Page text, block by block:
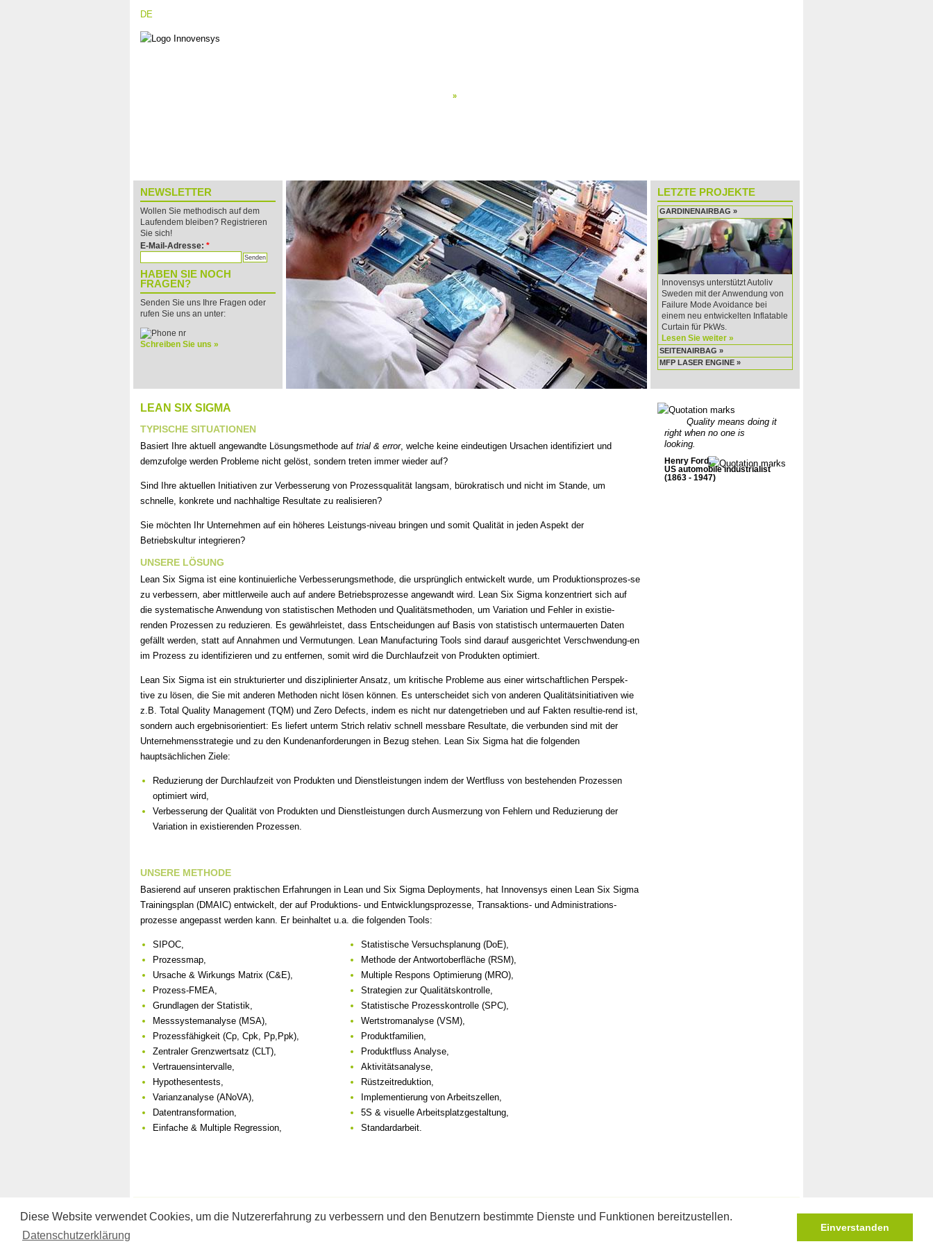
Diese Website verwendet Cookies, um die Nutzererfahrung zu verbessern und den Benutzern bestimmte Dienste und Funktionen bereitzustellen.
Datenschutzerklärung
Einverstanden
»
DE
NEWSLETTER
Wollen Sie methodisch auf dem
Laufendem bleiben? Registrieren
Sie sich!
E-Mail-Adresse: *
HABEN SIE NOCH
FRAGEN?
Senden Sie uns Ihre Fragen oder
rufen Sie uns an unter:
Schreiben Sie uns »
LETZTE PROJEKTE
GARDINENAIRBAG »
Innovensys unterstützt Autoliv
Sweden mit der Anwendung von
Failure Mode Avoidance bei
einem neu entwickelten Inflatable
Curtain für PkWs.
Lesen Sie weiter »
SEITENAIRBAG »
MFP LASER ENGINE »
LEAN SIX SIGMA
TYPISCHE SITUATIONEN
Basiert Ihre aktuell angewandte Lösungsmethode auf trial & error, welche keine eindeutigen Ursachen identifiziert und
demzufolge werden Probleme nicht gelöst, sondern treten immer wieder auf?
Sind Ihre aktuellen Initiativen zur Verbesserung von Prozessqualität langsam, bürokratisch und nicht im Stande, um
schnelle, konkrete und nachhaltige Resultate zu realisieren?
Sie möchten Ihr Unternehmen auf ein höheres Leistungs-niveau bringen und somit Qualität in jeden Aspekt der
Betriebskultur integrieren?
UNSERE LÖSUNG
Lean Six Sigma ist eine kontinuierliche Verbesserungsmethode, die ursprünglich entwickelt wurde, um Produktionsprozes-se
zu verbessern, aber mittlerweile auch auf andere Betriebsprozesse angewandt wird. Lean Six Sigma konzentriert sich auf
die systematische Anwendung von statistischen Methoden und Qualitätsmethoden, um Variation und Fehler in existie-
renden Prozessen zu reduzieren. Es gewährleistet, dass Entscheidungen auf Basis von statistisch untermauerten Daten
gefällt werden, statt auf Annahmen und Vermutungen. Lean Manufacturing Tools sind darauf ausgerichtet Verschwendung-en
im Prozess zu identifizieren und zu entfernen, somit wird die Durchlaufzeit von Produkten optimiert.
Lean Six Sigma ist ein strukturierter und disziplinierter Ansatz, um kritische Probleme aus einer wirtschaftlichen Perspek-
tive zu lösen, die Sie mit anderen Methoden nicht lösen können. Es unterscheidet sich von anderen Qualitätsinitiativen wie
z.B. Total Quality Management (TQM) und Zero Defects, indem es nicht nur datengetrieben und auf Fakten resultie-rend ist,
sondern auch ergebnisorientiert: Es liefert unterm Strich relativ schnell messbare Resultate, die verbunden sind mit der
Unternehmensstrategie und zu den Kundenanforderungen in Bezug stehen. Lean Six Sigma hat die folgenden
hauptsächlichen Ziele:
Reduzierung der Durchlaufzeit von Produkten und Dienstleistungen indem der Wertfluss von bestehenden Prozessen
optimiert wird,
Verbesserung der Qualität von Produkten und Dienstleistungen durch Ausmerzung von Fehlern und Reduzierung der
Variation in existierenden Prozessen.
UNSERE METHODE
Basierend auf unseren praktischen Erfahrungen in Lean und Six Sigma Deployments, hat Innovensys einen Lean Six Sigma
Trainingsplan (DMAIC) entwickelt, der auf Produktions- und Entwicklungsprozesse, Transaktions- und Administrations-
prozesse angepasst werden kann. Er beinhaltet u.a. die folgenden Tools:
SIPOC,
Prozessmap,
Ursache & Wirkungs Matrix (C&E),
Prozess-FMEA,
Grundlagen der Statistik,
Messsystemanalyse (MSA),
Prozessfähigkeit (Cp, Cpk, Pp,Ppk),
Zentraler Grenzwertsatz (CLT),
Vertrauensintervalle,
Hypothesentests,
Varianzanalyse (ANoVA),
Datentransformation,
Einfache & Multiple Regression,
Statistische Versuchsplanung (DoE),
Methode der Antwortoberfläche (RSM),
Multiple Respons Optimierung (MRO),
Strategien zur Qualitätskontrolle,
Statistische Prozesskontrolle (SPC),
Wertstromanalyse (VSM),
Produktfamilien,
Produktfluss Analyse,
Aktivitätsanalyse,
Rüstzeitreduktion,
Implementierung von Arbeitszellen,
5S & visuelle Arbeitsplatzgestaltung,
Standardarbeit.
Quality means doing it
right when no one is
looking.
Henry Ford,
US automobile industrialist
(1863 - 1947)